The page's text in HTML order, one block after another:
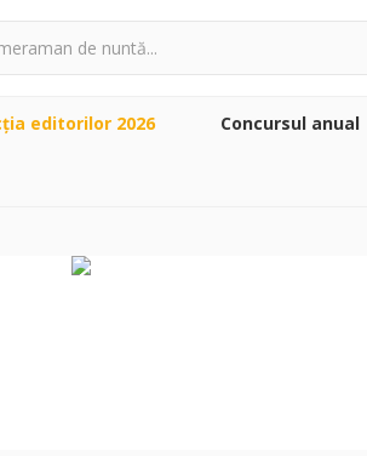
editorilor 2026 Concursul anual